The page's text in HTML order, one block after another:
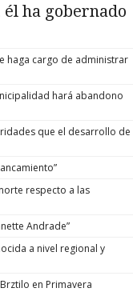
ha gobernado
haga cargo de administrar
hará abandono
que el desarrollo de
respecto a las
Andrade”
a nivel regional y
en Primavera